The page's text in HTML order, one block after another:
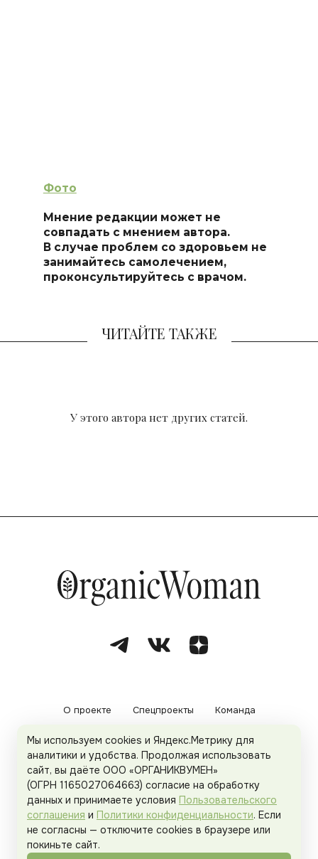
Фото
Мнение редакции может не
совпадать с мнением автора.
В случае проблем со здоровьем не
занимайтесь самолечением,
проконсультируйтесь с врачом.
ЧИТАЙТЕ ТАКЖЕ
У этого автора нет других статей.
О проекте Спецпроекты Команда
Рекламодателям Политика конфиденциальности
Пользовательское соглашение
Organicwoman.ru . Все права защищены.
Мы используем cookies и Яндекс.Метрику для
аналитики и удобства. Продолжая использовать
сайт, вы даёте ООО «ОРГАНИКВУМЕН»
(ОГРН 1165027064663) согласие на обработку
данных и принимаете условия Пользовательского
соглашения и Политики конфиденциальности. Если
не согласны — отключите cookies в браузере или
покиньте сайт.